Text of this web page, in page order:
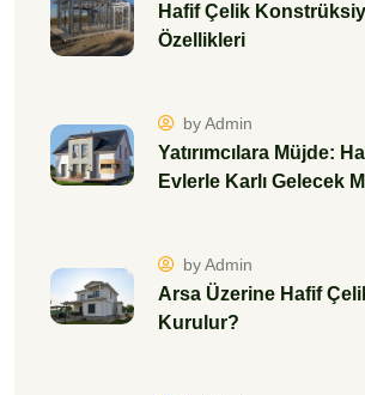
Hafif Çelik
Özellikleri
by Admin
Yatırımcılara Müjde:
Evlerle Karlı Gelecek
by Admin
Arsa Üzerine Hafif
Kurulur?